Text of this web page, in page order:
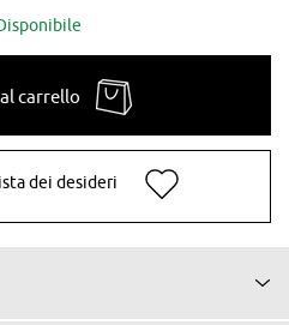
carrello
dei desideri